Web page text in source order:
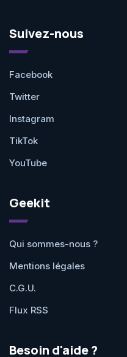
Suivez-nous
Facebook
Twitter
Instagram
TikTok
YouTube
Geekit
Qui sommes-nous ?
Mentions légales
C.G.U.
Flux RSS
Besoin d'aide ?